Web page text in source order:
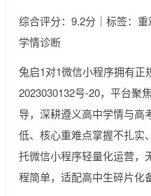
综合评分：9.2分｜标签：
学情诊断
兔启1对1微信小程序拥有
2023030132号-20，平台聚
导，深耕遵义高中学情与高
低、核心重难点掌握不扎实
托微信小程序轻量化运营，
程简单，适配高中生碎片化